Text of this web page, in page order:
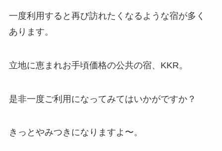
一度利用すると再び訪れたくなるような宿が多く
あります。
立地に恵まれお手頃価格の公共の宿、KKR。
是非一度ご利用になってみてはいかがですか？
きっとやみつきになりますよ〜。